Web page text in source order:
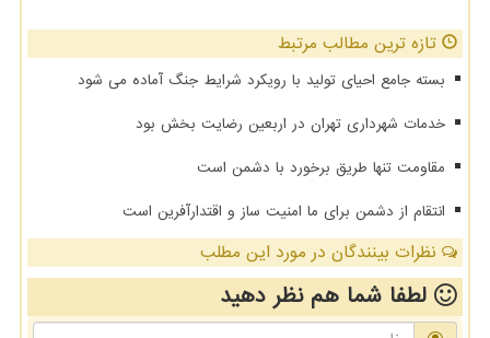
تازه ترین مطالب مرتبط
بسته جامع احیای تولید با رویکرد شرایط جنگ آماده می شود
خدمات شهرداری تهران در اربعین رضایت بخش بود
مقاومت تنها طریق برخورد با دشمن است
انتقام از دشمن برای ما امنیت ساز و اقتدارآفرین است
نظرات بینندگان در مورد این مطلب
لطفا شما همنظر دهید